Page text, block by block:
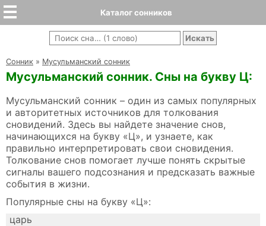
Каталог сонников
Cонник » Мусульманский сонник
Мусульманский сонник. Сны на букву Ц:
Мусульманский сонник – один из самых популярных
и авторитетных источников для толкования
сновидений. Здесь вы найдете значение снов,
начинающихся на букву «Ц», и узнаете, как
правильно интерпретировать свои сновидения.
Толкование снов помогает лучше понять скрытые
сигналы вашего подсознания и предсказать важные
события в жизни.
Популярные сны на букву «Ц»:
царь